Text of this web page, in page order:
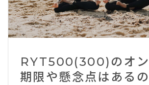
RYT500(300)のオン
期限や懸念点はあるの